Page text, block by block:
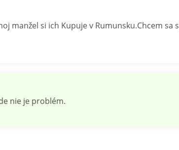
manžel si ich Kupuje v Rumunsku.Chcem sa
nie je problém.